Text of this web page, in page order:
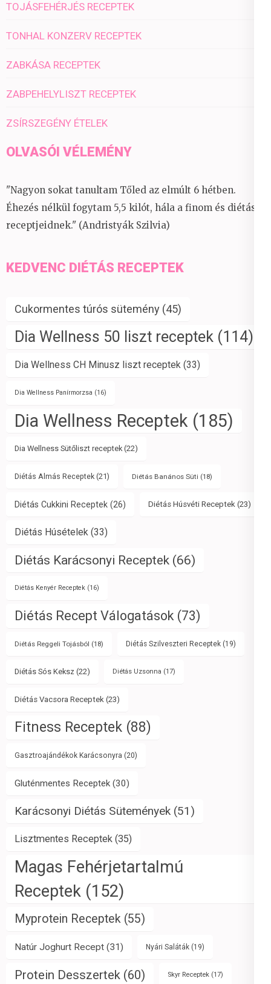
TOJÁSFEHÉRJÉS RECEPTEK
TONHAL KONZERV RECEPTEK
ZABKÁSA RECEPTEK
ZABPEHELYLISZT RECEPTEK
ZSÍRSZEGÉNY ÉTELEK
OLVASÓI VÉLEMÉNY
"Nagyon sokat tanultam Tőled az elmúlt 6 hétben.
Éhezés nélkül fogytam 5,5 kilót, hála a finom és diétás
receptjeidnek." (Andristyák Szilvia)
KEDVENC DIÉTÁS RECEPTEK
Cukormentes túrós sütemény (45)
Dia Wellness 50 liszt receptek (114)
Dia Wellness CH Minusz liszt receptek (33)
Dia Wellness Panírmorzsa (16)
Dia Wellness Receptek (185)
Dia Wellness Sütőliszt receptek(22)
Diétás Almás Receptek (21) Diétás Banános Süti (18)
Diétás Cukkini Receptek (26) Diétás Húsvéti Receptek (23)
Diétás Húsételek (33)
Diétás Karácsonyi Receptek (66)
Diétás Kenyér Receptek (16)
Diétás Recept Válogatások (73)
Diétás Reggeli Tojásból (18) Diétás Szilveszteri Receptek (19)
Diétás Sós Keksz (22) Diétás Uzsonna (17)
Diétás Vacsora Receptek (23)
Fitness Receptek (88)
Gasztroajándékok Karácsonyra (20)
Gluténmentes Receptek (30)
Karácsonyi Diétás Sütemények (51)
Lisztmentes Receptek (35)
Magas Fehérjetartalmú
Receptek (152)
Myprotein Receptek (55)
Natúr Joghurt Recept (31) Nyári Saláták (19)
Protein Desszertek (60) Skyr Receptek (17)